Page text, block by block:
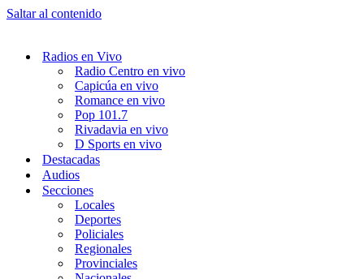
Saltar al contenido
Radios en Vivo
Radio Centro en vivo
Capicúa en vivo
Romance en vivo
Pop 101.7
Rivadavia en vivo
D Sports en vivo
Destacadas
Audios
Secciones
Locales
Deportes
Policiales
Regionales
Provinciales